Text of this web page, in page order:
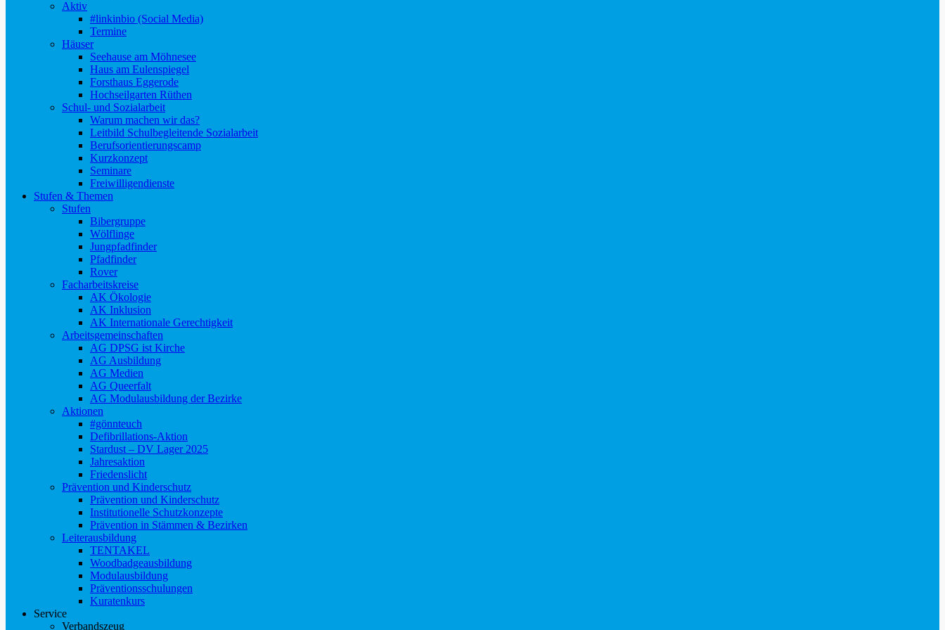
Aktiv
#linkinbio (Social Media)
Termine
Häuser
Seehause am Möhnesee
Haus am Eulenspiegel
Forsthaus Eggerode
Hochseilgarten Rüthen
Schul- und Sozialarbeit
Warum machen wir das?
Leitbild Schulbegleitende Sozialarbeit
Berufsorientierungscamp
Kurzkonzept
Seminare
Freiwilligendienste
Stufen & Themen
Stufen
Bibergruppe
Wölflinge
Jungpfadfinder
Pfadfinder
Rover
Facharbeitskreise
AK Ökologie
AK Inklusion
AK Internationale Gerechtigkeit
Arbeitsgemeinschaften
AG DPSG ist Kirche
AG Ausbildung
AG Medien
AG Queerfalt
AG Modulausbildung der Bezirke
Aktionen
#gönnteuch
Defibrillations-Aktion
Stardust – DV Lager 2025
Jahresaktion
Friedenslicht
Prävention und Kinderschutz
Prävention und Kinderschutz
Institutionelle Schutzkonzepte
Prävention in Stämmen & Bezirken
Leiterausbildung
TENTAKEL
Woodbadgeausbildung
Modulausbildung
Präventionsschulungen
Kuratenkurs
Service
Verbandszeug